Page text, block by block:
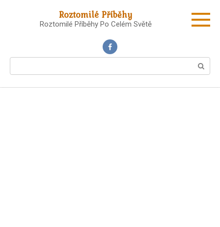
Roztomilé Příběhy
Roztomilé Příběhy Po Celém Světě